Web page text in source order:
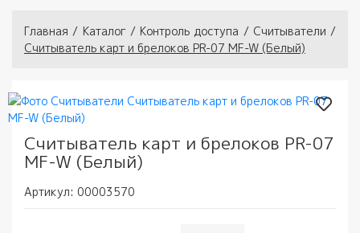
Вы здесь
Главная / Каталог / Контроль доступа / Считыватели /
Считыватель карт и брелоков PR-07 MF-W (Белый)
Считыватель карт и брелоков PR-07
MF-W (Белый)
Артикул: 00003570